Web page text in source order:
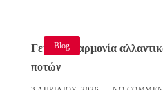
Blog
Γευστική αρμονία
ποτών